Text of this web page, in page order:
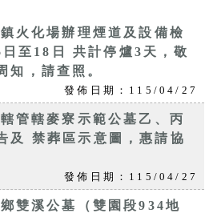
火化場辦理煙道及設備檢
至18日 共計停爐3天，敬
知，請查照。
發佈日期：115/04/27
管轄麥寮示範公墓乙、丙
及 禁葬區示意圖，惠請協
發佈日期：115/04/27
雙溪公墓（雙園段934地